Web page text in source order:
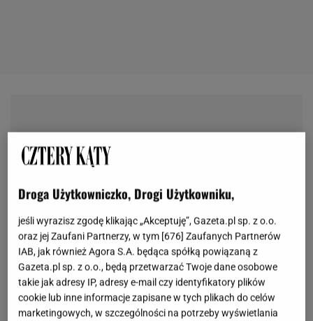
Droga Użytkowniczko, Drogi Użytkowniku,
jeśli wyrazisz zgodę klikając „Akceptuję”, Gazeta.pl sp. z o.o.
oraz jej Zaufani Partnerzy, w tym [676] Zaufanych Partnerów
IAB, jak również Agora S.A. będąca spółką powiązaną z
Gazeta.pl sp. z o.o., będą przetwarzać Twoje dane osobowe
takie jak adresy IP, adresy e-mail czy identyfikatory plików
cookie lub inne informacje zapisane w tych plikach do celów
marketingowych, w szczególności na potrzeby wyświetlania